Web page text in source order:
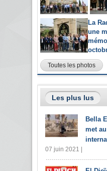
La
une
Toutes les photos
Les plus lus
Bella
met
07 juin 2021 |